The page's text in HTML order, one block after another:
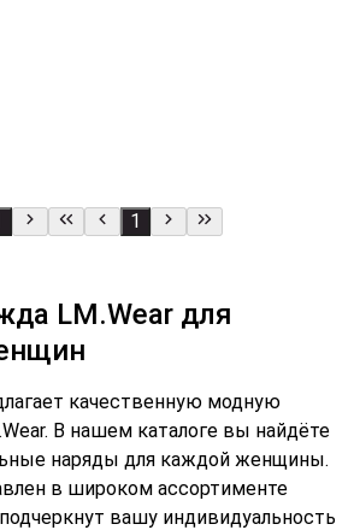
1
LM.Wear для
качественную модную
В нашем каталоге вы найдёте
наряды для каждой женщины.
в широком ассортименте
вашу индивидуальность